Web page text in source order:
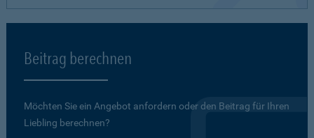
Beitrag berechnen
Möchten Sie ein Angebot anfordern oder den Beitrag für Ihren
Liebling berechnen?